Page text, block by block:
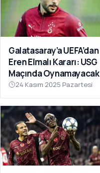
Galatasaray’a UEFA’dan
Eren Elmalı Kararı: USG
Maçında Oynamayacak
24 Kasım 2025 Pazartesi